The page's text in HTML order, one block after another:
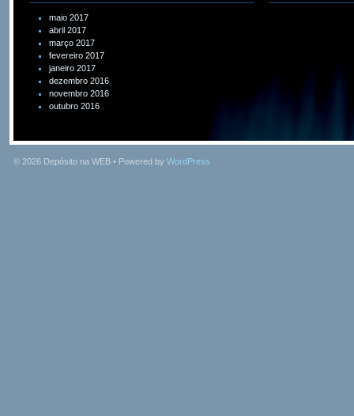
maio 2017
abril 2017
março 2017
fevereiro 2017
janeiro 2017
dezembro 2016
novembro 2016
outubro 2016
© 2026 Depósito na WEB • Powered by WordPress